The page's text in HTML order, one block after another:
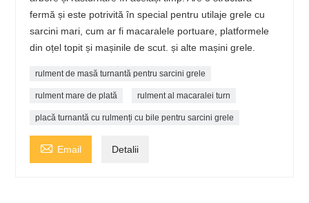
fermă și este potrivită în special pentru utilaje grele cu
sarcini mari, cum ar fi macaralele portuare, platformele
din oțel topit și mașinile de scut. și alte mașini grele.
rulment de masă turnantă pentru sarcini grele
rulment mare de plată rulment al macaralei turn
placă turnantă cu rulmenți cu bile pentru sarcini grele
 Email Detalii